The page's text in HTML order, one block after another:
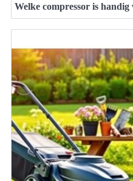
Welke compressor is